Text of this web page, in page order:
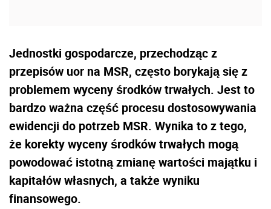
Jednostki gospodarcze, przechodząc z
przepisów uor na MSR, często borykają się z
problemem wyceny środków trwałych. Jest to
bardzo ważna część procesu dostosowywania
ewidencji do potrzeb MSR. Wynika to z tego,
że korekty wyceny środków trwałych mogą
powodować istotną zmianę wartości majątku i
kapitałów własnych, a także wyniku
finansowego.